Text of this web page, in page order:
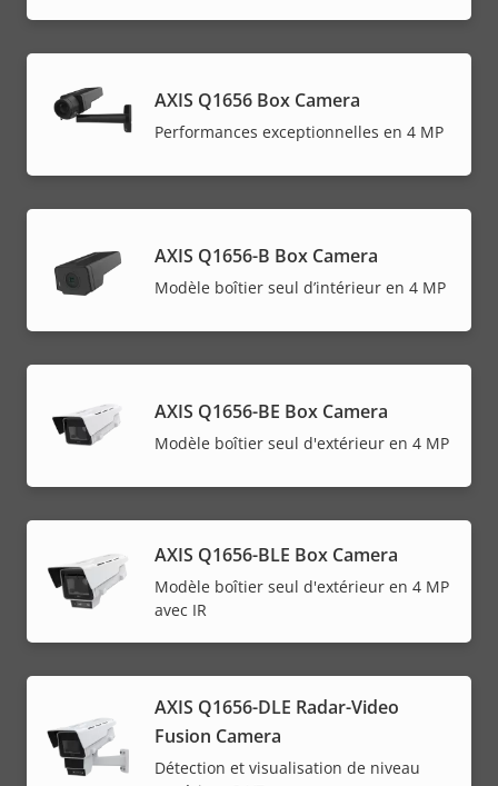
AXIS Q1656 Box Camera
Performances exceptionnelles en 4 MP
AXIS Q1656-B Box Camera
Modèle boîtier seul d’intérieur en 4 MP
AXIS Q1656-BE Box Camera
Modèle boîtier seul d'extérieur en 4 MP
AXIS Q1656-BLE Box Camera
Modèle boîtier seul d'extérieur en 4 MP
avec IR
AXIS Q1656-DLE Radar-Video
Fusion Camera
Détection et visualisation de niveau